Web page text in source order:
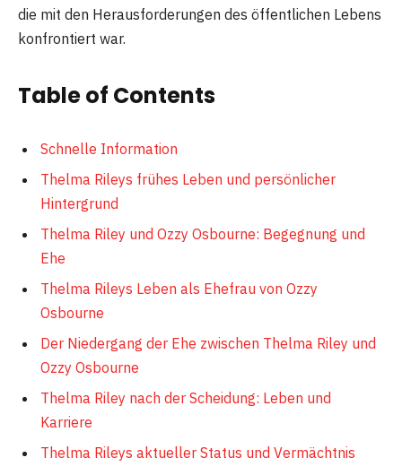
die mit den Herausforderungen des öffentlichen Lebens
konfrontiert war.
Table of Contents
Schnelle Information
Thelma Rileys frühes Leben und persönlicher
Hintergrund
Thelma Riley und Ozzy Osbourne: Begegnung und
Ehe
Thelma Rileys Leben als Ehefrau von Ozzy
Osbourne
Der Niedergang der Ehe zwischen Thelma Riley und
Ozzy Osbourne
Thelma Riley nach der Scheidung: Leben und
Karriere
Thelma Rileys aktueller Status und Vermächtnis